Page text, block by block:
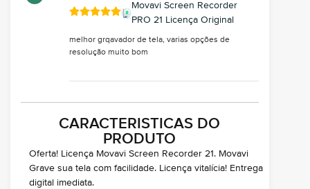
Movavi Screen Recorder
PRO 21 Licença Original
melhor grqavador de tela, varias opções de
resolução muito bom
CARACTERISTICAS DO
PRODUTO
Oferta! Licença Movavi Screen Recorder 21. Movavi
Grave sua tela com facilidade. Licença vitalícia! Entrega
digital imediata.